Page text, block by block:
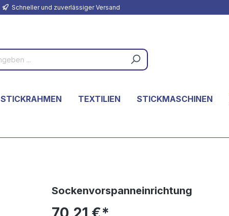
Schneller und zuverlässiger Versand
STICKRAHMEN TEXTILIEN STICKMASCHINEN
Sockenvorspanneinrichtung